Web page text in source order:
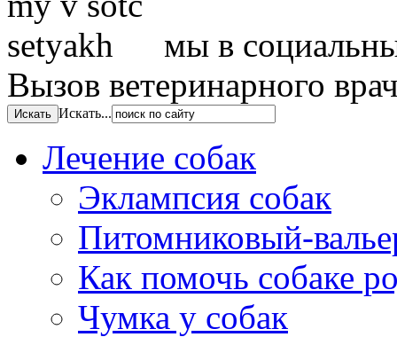
мы в
Вызов ветеринарного
Искать...
Лечение собак
Эклампсия собак
Питомниковый-
Как помочь собаке
Чумка у собак